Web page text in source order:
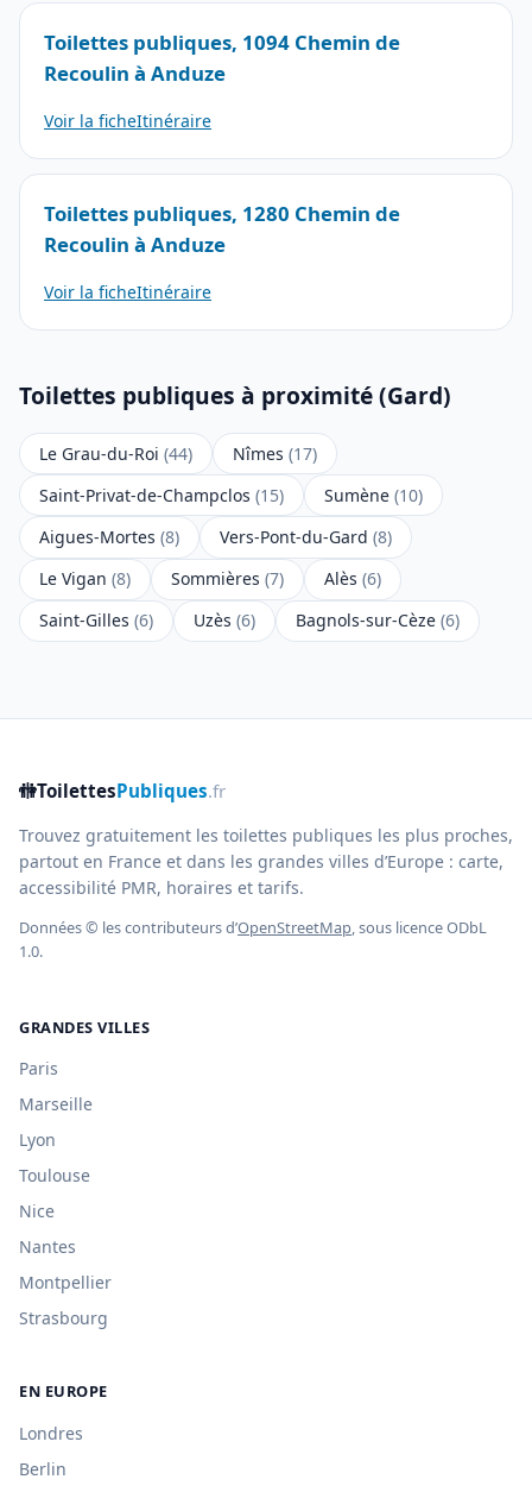
Toilettes publiques, 1094 Chemin de
Recoulin à Anduze
Voir la ficheItinéraire
Toilettes publiques, 1280 Chemin de
Recoulin à Anduze
Voir la ficheItinéraire
Toilettes publiques à proximité (Gard)
Le Grau-du-Roi (44) Nîmes (17)
Saint-Privat-de-Champclos (15) Sumène (10)
Aigues-Mortes (8) Vers-Pont-du-Gard (8)
Le Vigan (8) Sommières (7) Alès (6)
Saint-Gilles (6) Uzès (6) Bagnols-sur-Cèze (6)
🚻ToilettesPubliques.fr
Trouvez gratuitement les toilettes publiques les plus proches,
partout en France et dans les grandes villes d’Europe : carte,
accessibilité PMR, horaires et tarifs.
Données © les contributeurs d’OpenStreetMap, sous licence ODbL
1.0.
GRANDES VILLES
Paris
Marseille
Lyon
Toulouse
Nice
Nantes
Montpellier
Strasbourg
EN EUROPE
Londres
Berlin